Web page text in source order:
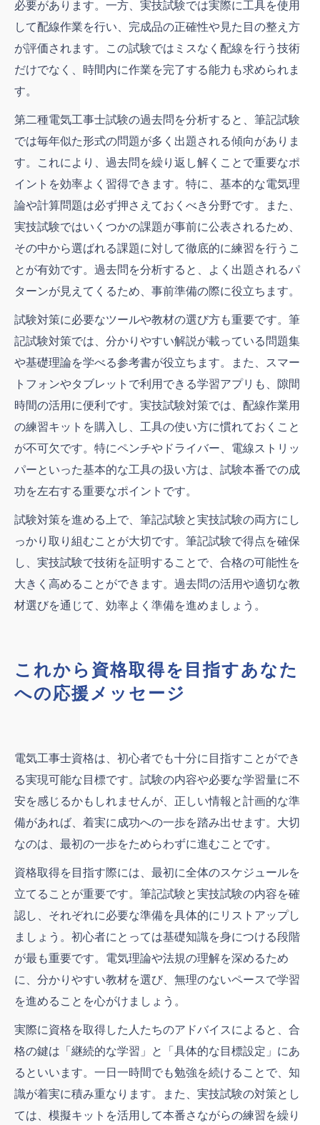
必要があります。一方、実技試験では実際に工具を使用
して配線作業を行い、完成品の正確性や見た目の整え方
が評価されます。この試験ではミスなく配線を行う技術
だけでなく、時間内に作業を完了する能力も求められま
す。
第二種電気工事士試験の過去問を分析すると、筆記試験
では毎年似た形式の問題が多く出題される傾向がありま
す。これにより、過去問を繰り返し解くことで重要なポ
イントを効率よく習得できます。特に、基本的な電気理
論や計算問題は必ず押さえておくべき分野です。また、
実技試験ではいくつかの課題が事前に公表されるため、
その中から選ばれる課題に対して徹底的に練習を行うこ
とが有効です。過去問を分析すると、よく出題されるパ
ターンが見えてくるため、事前準備の際に役立ちます。
試験対策に必要なツールや教材の選び方も重要です。筆
記試験対策では、分かりやすい解説が載っている問題集
や基礎理論を学べる参考書が役立ちます。また、スマー
トフォンやタブレットで利用できる学習アプリも、隙間
時間の活用に便利です。実技試験対策では、配線作業用
の練習キットを購入し、工具の使い方に慣れておくこと
が不可欠です。特にペンチやドライバー、電線ストリッ
パーといった基本的な工具の扱い方は、試験本番での成
功を左右する重要なポイントです。
試験対策を進める上で、筆記試験と実技試験の両方にし
っかり取り組むことが大切です。筆記試験で得点を確保
し、実技試験で技術を証明することで、合格の可能性を
大きく高めることができます。過去問の活用や適切な教
材選びを通じて、効率よく準備を進めましょう。
これから資格取得を目指すあなた
への応援メッセージ
電気工事士資格は、初心者でも十分に目指すことができ
る実現可能な目標です。試験の内容や必要な学習量に不
安を感じるかもしれませんが、正しい情報と計画的な準
備があれば、着実に成功への一歩を踏み出せます。大切
なのは、最初の一歩をためらわずに進むことです。
資格取得を目指す際には、最初に全体のスケジュールを
立てることが重要です。筆記試験と実技試験の内容を確
認し、それぞれに必要な準備を具体的にリストアップし
ましょう。初心者にとっては基礎知識を身につける段階
が最も重要です。電気理論や法規の理解を深めるため
に、分かりやすい教材を選び、無理のないペースで学習
を進めることを心がけましょう。
実際に資格を取得した人たちのアドバイスによると、合
格の鍵は「継続的な学習」と「具体的な目標設定」にあ
るといいます。一日一時間でも勉強を続けることで、知
識が着実に積み重なります。また、実技試験の対策とし
ては、模擬キットを活用して本番さながらの練習を繰り